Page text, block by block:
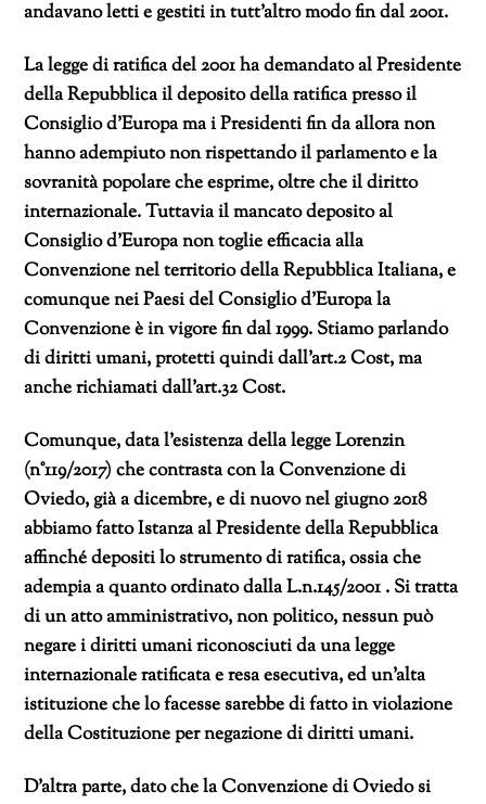
andavano letti e gestiti in tutt’altro modo fin dal 2001.
La legge di ratifica del 2001 ha demandato al Presidente
della Repubblica il deposito della ratifica presso il
Consiglio d’Europa ma i Presidenti fin da allora non
hanno adempiuto non rispettando il parlamento e la
sovranità popolare che esprime, oltre che il diritto
internazionale. Tuttavia il mancato deposito al
Consiglio d’Europa non toglie efficacia alla
Convenzione nel territorio della Repubblica Italiana, e
comunque nei Paesi del Consiglio d’Europa la
Convenzione è in vigore fin dal 1999. Stiamo parlando
di diritti umani, protetti quindi dall’art.2 Cost, ma
anche richiamati dall’art.32 Cost.
Comunque, data l’esistenza della legge Lorenzin
(n°119/2017) che contrasta con la Convenzione di
Oviedo, già a dicembre, e di nuovo nel giugno 2018
abbiamo fatto Istanza al Presidente della Repubblica
affinché depositi lo strumento di ratifica, ossia che
adempia a quanto ordinato dalla L.n.145/2001 . Si tratta
di un atto amministrativo, non politico, nessun può
negare i diritti umani riconosciuti da una legge
internazionale ratificata e resa esecutiva, ed un’alta
istituzione che lo facesse sarebbe di fatto in violazione
della Costituzione per negazione di diritti umani.
D’altra parte, dato che la Convenzione di Oviedo si